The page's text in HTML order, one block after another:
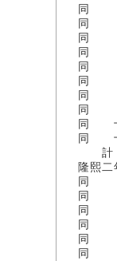
同 三
同 四
同
同 六
同 七
同 八
同 九
同 十
同
同 十
計 三
隆
同
同
同
同 五
同 六
同 七